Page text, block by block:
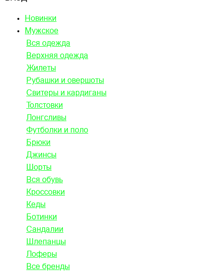
Новинки
Мужское
Вся одежда
Верхняя одежда
Жилеты
Рубашки и овершоты
Свитеры и кардиганы
Толстовки
Лонгсливы
Футболки и поло
Брюки
Джинсы
Шорты
Вся обувь
Кроссовки
Кеды
Ботинки
Сандалии
Шлепанцы
Лоферы
Все бренды